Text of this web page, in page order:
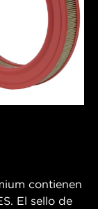
contienen
El sello de